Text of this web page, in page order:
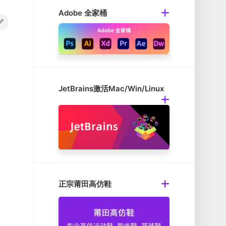
Adobe 全家桶
JetBrains激活Mac/Win/Linux
正宗莆田高仿鞋